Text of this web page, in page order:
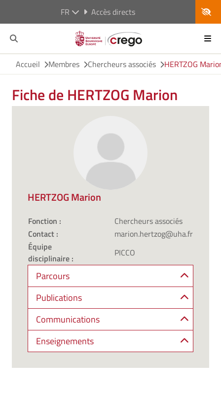
FR Accès directs
Accueil Membres Chercheurs associés HERTZOG
Fiche de HERTZOG Marion
HERTZOG Marion
Fonction :
Chercheurs associés
Contact :
marion.hertzog@uha.fr
Équipe
disciplinaire :
PICCO
Parcours
Publications
Communications
Enseignements